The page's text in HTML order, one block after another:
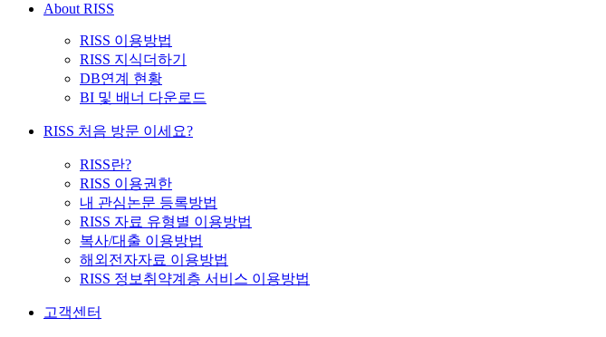
About RISS
RISS 이용방법
RISS 지식더하기
DB연계 현황
BI 및 배너 다운로드
RISS 처음 방문 이세요?
RISS란?
RISS 이용권한
내 관심논문 등록방법
RISS 자료 유형별 이용방법
복사/대출 이용방법
해외전자자료 이용방법
RISS 정보취약계층 서비스 이용방법
고객센터